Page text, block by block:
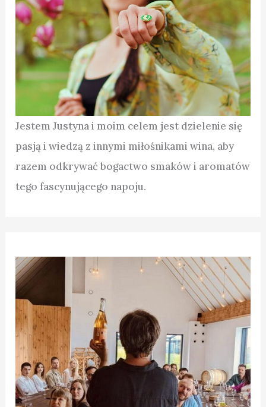
Jestem Justyna i moim celem jest dzielenie się
pasją i wiedzą z innymi miłośnikami wina, aby
razem odkrywać bogactwo smaków i aromatów
tego fascynującego napoju.